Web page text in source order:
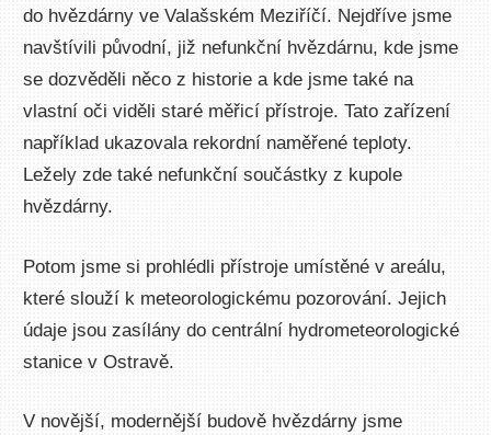
do hvězdárny ve Valašském Meziříčí. Nejdříve jsme
navštívili původní, již nefunkční hvězdárnu, kde jsme
se dozvěděli něco z historie a kde jsme také na
vlastní oči viděli staré měřicí přístroje. Tato zařízení
například ukazovala rekordní naměřené teploty.
Ležely zde také nefunkční součástky z kupole
hvězdárny.
Potom jsme si prohlédli přístroje umístěné v areálu,
které slouží k meteorologickému pozorování. Jejich
údaje jsou zasílány do centrální hydrometeorologické
stanice v Ostravě.
V novější, modernější budově hvězdárny jsme